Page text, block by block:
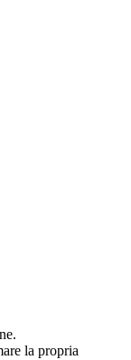
la propria